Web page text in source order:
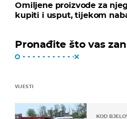
Omiljene proizvode za
kupiti i usput, tijekom
Pronađite što vas
VIJESTI
KOD